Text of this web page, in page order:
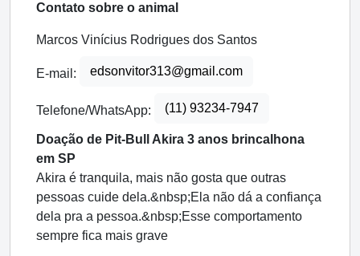
Contato sobre o animal
Marcos Vinícius Rodrigues dos Santos
E-mail: edsonvitor313@gmail.com
Telefone/WhatsApp: (11) 93234-7947
Doação de Pit-Bull Akira 3 anos brincalhona
em SP
Akira é tranquila, mais não gosta que outras
pessoas cuide dela.&nbsp;Ela não dá a confiança
dela pra a pessoa.&nbsp;Esse comportamento
sempre fica mais grave